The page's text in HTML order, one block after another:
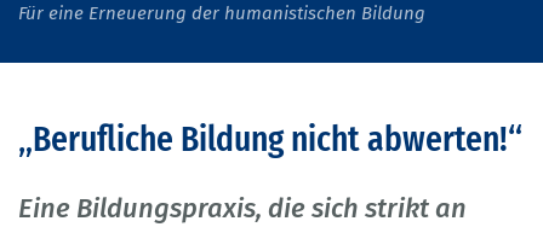
Für eine Erneuerung der humanistischen Bildung
„Berufliche Bildung nicht abwerten!“
Eine Bildungspraxis, die sich strikt an